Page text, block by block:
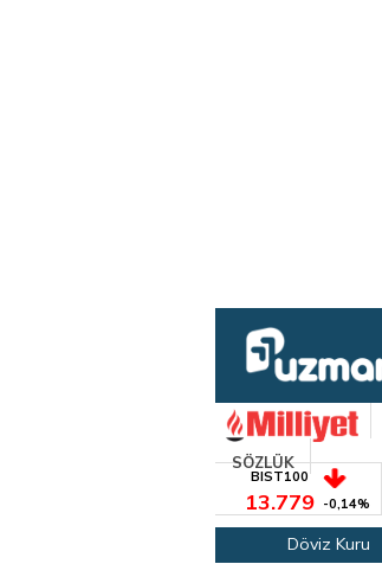
SÖZLÜK
BIST100
13.779 -0,14%
Döviz Kuru